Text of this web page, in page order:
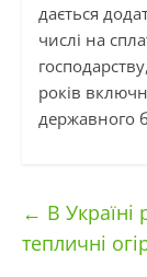
дається
числі на
років
державного
← В
тепличні